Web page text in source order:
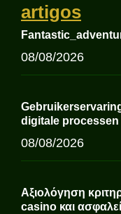
artigos
08/08/2026
digitale processen
08/08/2026
Αξιολόγηση
casino και